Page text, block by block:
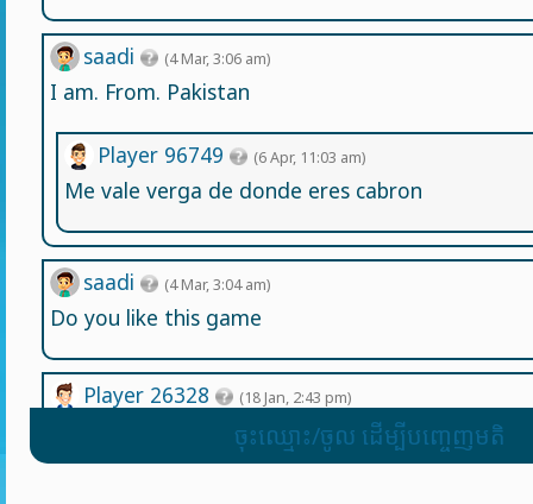
Player 26328 (18 Jan, 2:43 pm)
Puta mierda de juego
saadi (4 Mar, 3:04 am)
Do you like this game
saadi (4 Mar, 3:06 am)
I am. From. Pakistan
Player 96749 (6 Apr, 11:03 am)
Me vale verga de donde eres cabron
ចុះឈ្មោះ/ចូល ដើម្បីបញ្ចេញមតិ